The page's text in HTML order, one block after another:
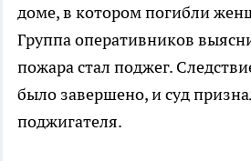
доме, в котором погибли
Группа оперативников
пожара стал поджег.
было завершено, и суд
поджигателя.